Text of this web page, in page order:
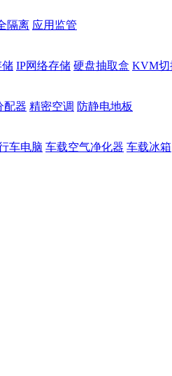
隔离 应用监管
储 IP网络存储 硬盘抽取盒 KVM切
配器 精密空调 防静电地板
车电脑 车载空气净化器 车载冰箱